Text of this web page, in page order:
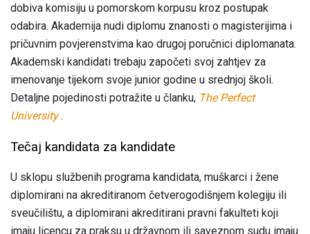
dobiva komisiju u pomorskom korpusu kroz postupak
odabira. Akademija nudi diplomu znanosti o magisterijima i
pričuvnim povjerenstvima kao drugoj poručnici diplomanata.
Akademski kandidati trebaju započeti svoj zahtjev za
imenovanje tijekom svoje junior godine u srednjoj školi.
Detaljne pojedinosti potražite u članku, The Perfect
University.
Tečaj kandidata za kandidate
U sklopu službenih programa kandidata, muškarci i žene
diplomirani na akreditiranom četverogodišnjem kolegiju ili
sveučilištu, a diplomirani akreditirani pravni fakulteti koji
imaju licencu za praksu u državnom ili saveznom sudu imaju